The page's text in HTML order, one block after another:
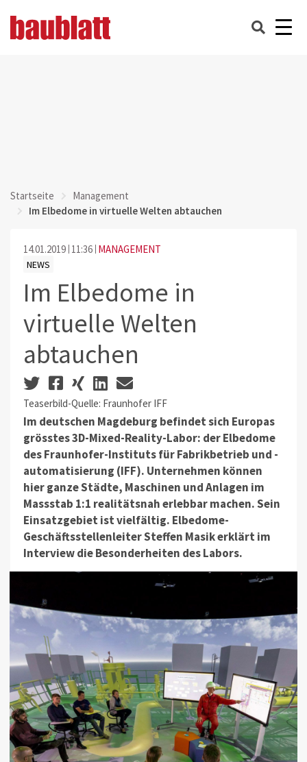
Startseite
Management
Im Elbedome in virtuelle Welten abtauchen
14.01.2019 11:36 MANAGEMENT
NEWS
Im Elbedome in
virtuelle Welten
abtauchen
Teaserbild-Quelle: Fraunhofer IFF
Im deutschen Magdeburg befindet sich Europas
grösstes 3D-Mixed-Reality-Labor: der Elbedome
des Fraunhofer-Instituts für Fabrikbetrieb und -
automatisierung (IFF). Unternehmen können
hier ganze Städte, Maschinen und Anlagen im
Massstab 1:1 realitätsnah erlebbar machen. Sein
Einsatzgebiet ist vielfältig. Elbedome-
Geschäftsstellenleiter Steffen Masik erklärt im
Interview die Besonderheiten des Labors.